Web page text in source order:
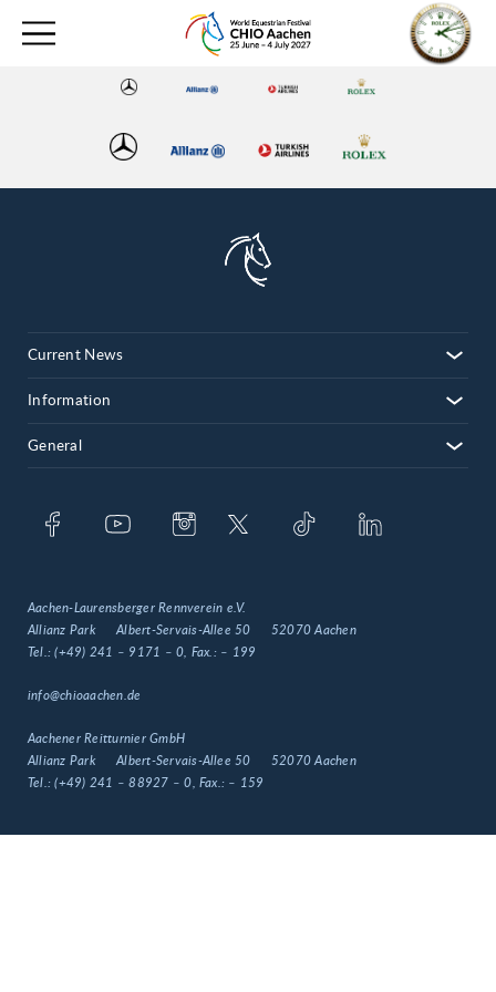
Current News
Information
General
Aachen-Laurensberger Rennverein e.V.
Allianz Park
Albert-Servais-Allee 50
52070 Aachen
Tel.:(+49) 241 – 9171 – 0 , Fax.: – 199
info@chioaachen.de
Aachener Reitturnier GmbH
Allianz Park
Albert-Servais-Allee 50
52070 Aachen
Tel.:(+49) 241 – 88927 – 0 , Fax.: – 159